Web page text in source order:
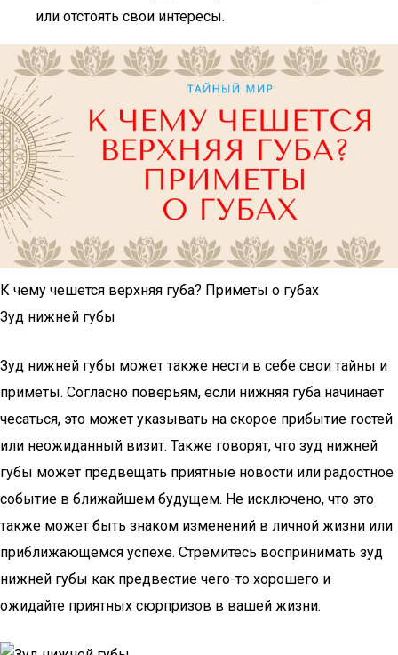
или отстоять свои интересы.
К чему чешется верхняя губа? Приметы о губах
Зуд нижней губы
Зуд нижней губы может также нести в себе свои тайны и
приметы. Согласно поверьям, если нижняя губа начинает
чесаться, это может указывать на скорое прибытие гостей
или неожиданный визит. Также говорят, что зуд нижней
губы может предвещать приятные новости или радостное
событие в ближайшем будущем. Не исключено, что это
также может быть знаком изменений в личной жизни или
приближающемся успехе. Стремитесь воспринимать зуд
нижней губы как предвестие чего-то хорошего и
ожидайте приятных сюрпризов в вашей жизни.